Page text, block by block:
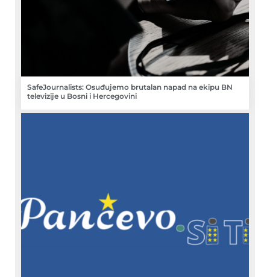
SafeJournalists: Osuđujemo brutalan napad na ekipu BN
televizije u Bosni i Hercegovini